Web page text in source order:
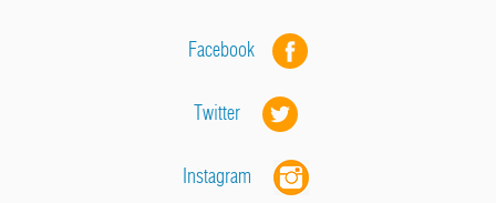
Facebook
Twitter
Instagram